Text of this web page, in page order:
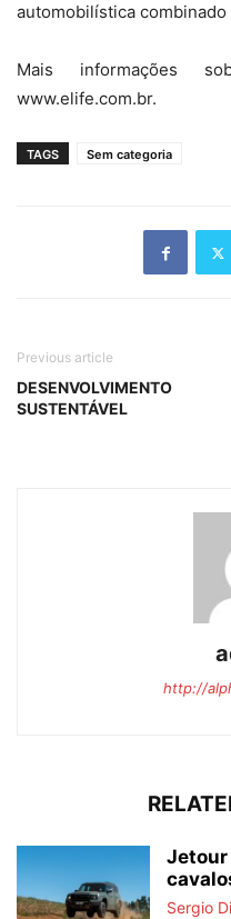
automobilística
Mais informações
www.elife.com.br.
TAGS Sem categoria
Previous article
DESENVOLVIMENTO
SUSTENTÁVEL
http://
Jetour
Sergio